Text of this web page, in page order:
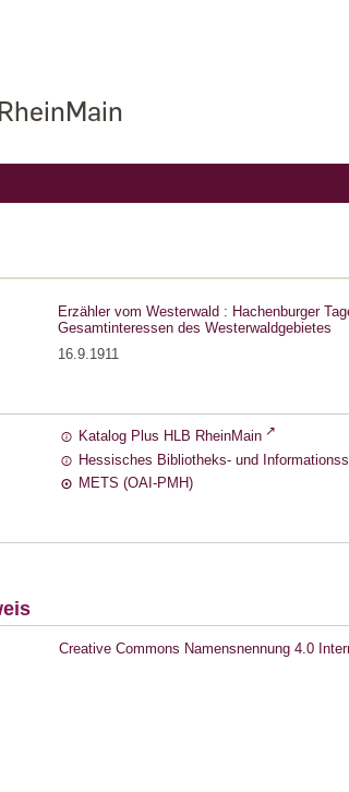
Erzähler vom Westerwald : Hachenburger
Gesamtinteressen des Westerwaldgebietes
16.9.1911
Katalog Plus HLB RheinMain
Hessisches Bibliotheks- und
METS (OAI-PMH)
Creative Commons Namensnennung 4.0